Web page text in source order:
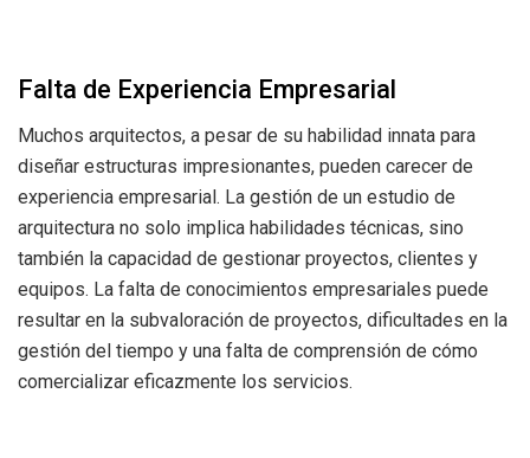
Falta de Experiencia Empresarial
Muchos arquitectos, a pesar de su habilidad innata para
diseñar estructuras impresionantes, pueden carecer de
experiencia empresarial. La gestión de un estudio de
arquitectura no solo implica habilidades técnicas, sino
también la capacidad de gestionar proyectos, clientes y
equipos. La falta de conocimientos empresariales puede
resultar en la subvaloración de proyectos, dificultades en la
gestión del tiempo y una falta de comprensión de cómo
comercializar eficazmente los servicios.